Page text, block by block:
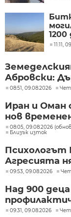
11:11,
Абровски:
08:51, 09.08.2026
Иран и Оман
нов
08:05, 09.08.2026
Близък изток
Психологът
Агресията
09:53, 09.08.2026
Над 900 деца
09:31, 09.08.2026